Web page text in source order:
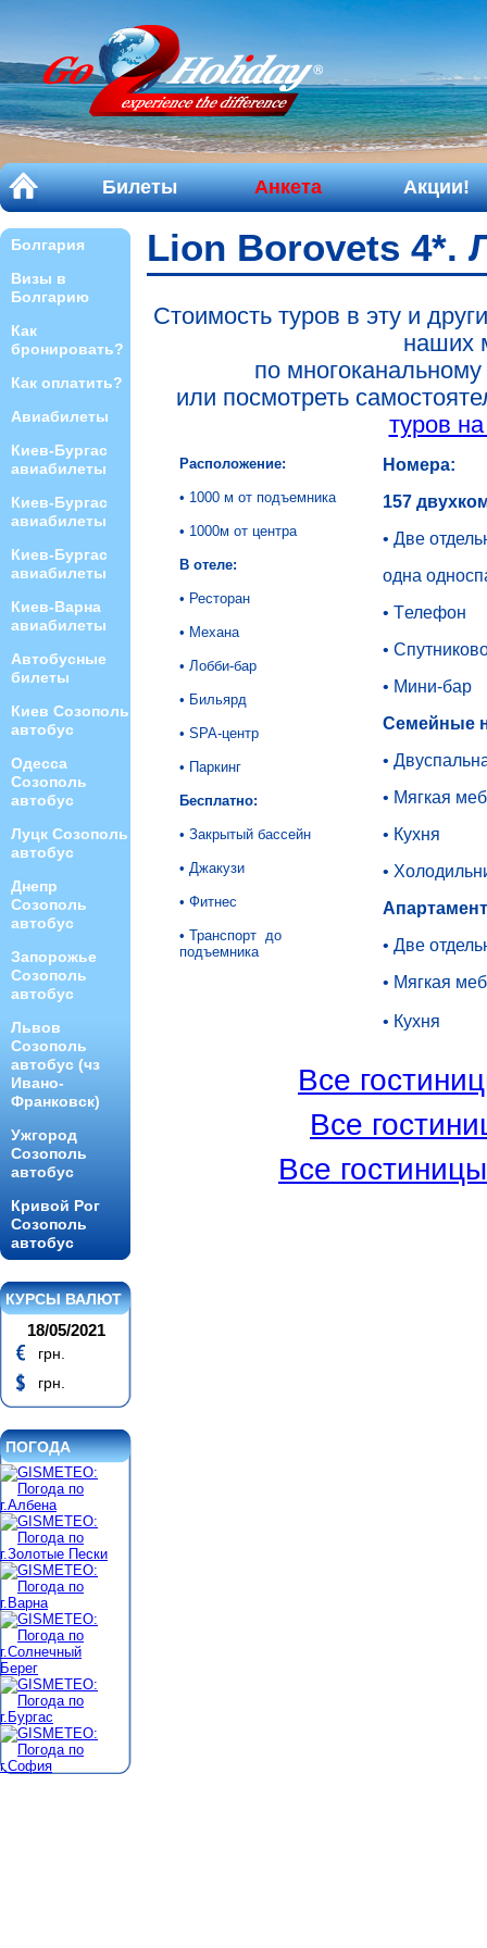
Билеты Анкета Акции!
Болгария
Визы в
Болгарию
Как
бронировать?
Как оплатить?
Авиабилеты
Киев-Бургас
авиабилеты
Киев-Бургас
авиабилеты
Киев-Бургас
авиабилеты
Киев-Варна
авиабилеты
Автобусные
билеты
Киев Созополь
автобус
Одесса
Созополь
автобус
Луцк Созополь
автобус
Днепр
Созополь
автобус
Запорожье
Созополь
автобус
Львов
Созополь
автобус (чз
Ивано-
Франковск)
Ужгород
Созополь
автобус
Кривой Рог
Созополь
автобус
КУРСЫ ВАЛЮТ
18/05/2021
грн.
грн.
ПОГОДА
Lion Borovets 4*.
Стоимость туров в эту и
наших
по
или посмотреть
туров
Расположение:
• 1000 м от подъемника
• 1000м от центра
В отеле:
• Ресторан
• Механа
• Лобби-бар
• Бильярд
• SPA-центр
• Паркинг
Бесплатно:
• Закрытый бассейн
• Джакузи
• Фитнес
• Транспорт до
подъемника
Номера:
157
• Две
одна
• Tелефон
•
• Мини-бар
Семейные
•
• Мягкая
• Кухня
•
• Две
• Мягкая
• Кухня
Все
Все
Все